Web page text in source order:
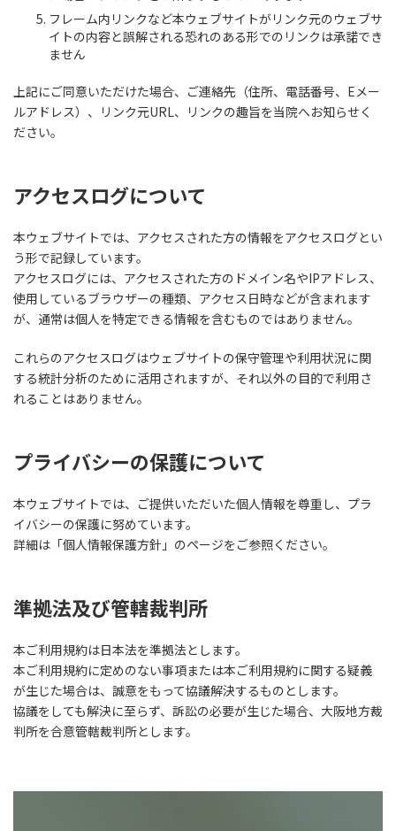
フレーム内リンクなど本ウェブサイトがリンク元のウェブサ
イトの内容と誤解される恐れのある形でのリンクは承諾でき
ません
上記にご同意いただけた場合、ご連絡先（住所、電話番号、Eメー
ルアドレス）、リンク元URL、リンクの趣旨を当院へお知らせく
ださい。
アクセスログについて
本ウェブサイトでは、アクセスされた方の情報をアクセスログとい
う形で記録しています。
アクセスログには、アクセスされた方のドメイン名やIPアドレス、
使用しているブラウザーの種類、アクセス日時などが含まれます
が、通常は個人を特定できる情報を含むものではありません。
これらのアクセスログはウェブサイトの保守管理や利用状況に関
する統計分析のために活用されますが、それ以外の目的で利用さ
れることはありません。
プライバシーの保護について
本ウェブサイトでは、ご提供いただいた個人情報を尊重し、プラ
イバシーの保護に努めています。
詳細は「個人情報保護方針」のページをご参照ください。
準拠法及び管轄裁判所
本ご利用規約は日本法を準拠法とします。
本ご利用規約に定めのない事項または本ご利用規約に関する疑義
が生じた場合は、誠意をもって協議解決するものとします。
協議をしても解決に至らず、訴訟の必要が生じた場合、大阪地方裁
判所を合意管轄裁判所とします。